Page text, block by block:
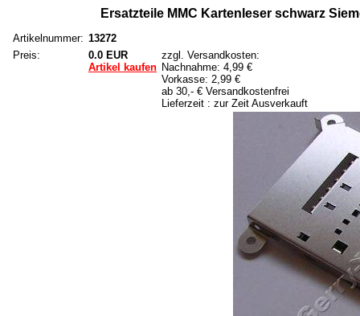
Ersatzteile MMC Kartenleser schwarz
Artikelnummer: 13272
Preis:
0.0 EUR
Artikel kaufen
zzgl. Versandkosten:
Nachnahme: 4,99 €
Vorkasse: 2,99 €
ab 30,- € Versandkostenfrei
Lieferzeit : zur Zeit Ausverkauft